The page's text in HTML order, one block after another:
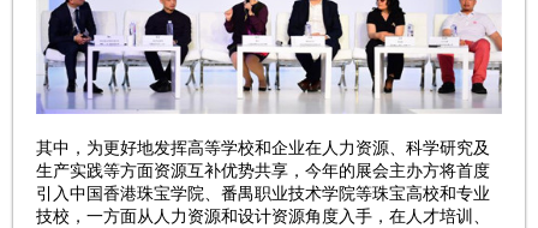
其中，为更好地发挥高等学校和企业在人力资源、科学研究及
生产实践等方面资源互补优势共享，今年的展会主办方将首度
引入中国香港珠宝学院、番禺职业技术学院等珠宝高校和专业
技校，一方面从人力资源和设计资源角度入手，在人才培训、